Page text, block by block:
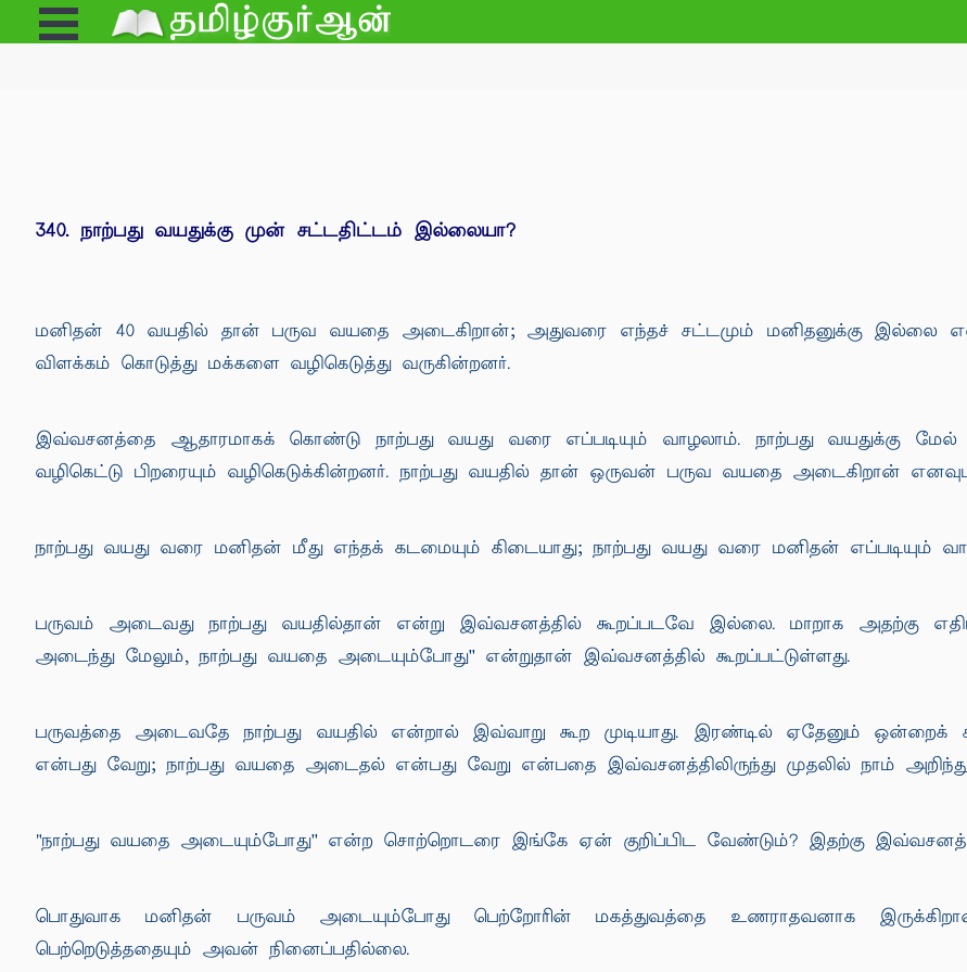
Open
Menu
340. நாற்பது வயதுக்கு முன் சட்டதிட்டம் இல்லையா?
மனிதன் 40 வயதில் தான் பருவ வயதை அடைகிறான்; அதுவரை எந்தச் சட்டமும் மனிதனுக்கு இல்லை
விளக்கம் கொடுத்து மக்களை வழிகெடுத்து வருகின்றனர்.
இவ்வசனத்தை ஆதாரமாகக் கொண்டு நாற்பது வயது வரை எப்படியும் வாழலாம். நாற்பது வயதுக்கு
வழிகெட்டு பிறரையும் வழிகெடுக்கின்றனர். நாற்பது வயதில் தான் ஒருவன் பருவ வயதை அடைகிறான்
நாற்பது வயது வரை மனிதன் மீது எந்தக் கடமையும் கிடையாது; நாற்பது வயது வரை மனிதன்
பருவம் அடைவது நாற்பது வயதில்தான் என்று இவ்வசனத்தில் கூறப்படவே இல்லை. மாறாக அதற்கு
அடைந்து மேலும், நாற்பது வயதை அடையும்போது'' என்றுதான் இவ்வசனத்தில் கூறப்பட்டுள்ளது.
பருவத்தை அடைவதே நாற்பது வயதில் என்றால் இவ்வாறு கூற முடியாது. இரண்டில் ஏதேனும்
என்பது வேறு; நாற்பது வயதை அடைதல் என்பது வேறு என்பதை இவ்வசனத்திலிருந்து முதலில் நாம்
"நாற்பது வயதை அடையும்போது'' என்ற சொற்றொடரை இங்கே ஏன் குறிப்பிட வேண்டும்? இதற்கு
பொதுவாக மனிதன் பருவம் அடையும்போது பெற்றோரின் மகத்துவத்தை உணராதவனாக
பெற்றெடுத்ததையும் அவன் நினைப்பதில்லை.